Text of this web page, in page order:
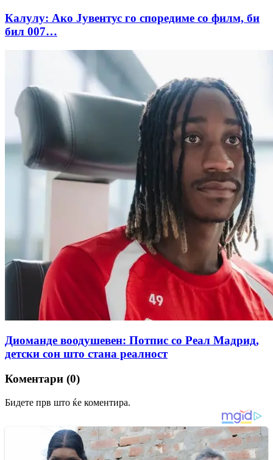
Калулу: Ако Јувентус го споредиме со филм, би
бил 007…
Диоманде воодушевен: Потпис со Реал Мадрид,
детски сон што стана реалност
Коментари (0)
Бидете прв што ќе коментира.